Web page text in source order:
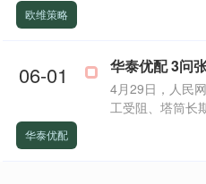
欧维策略
华泰优配 3问
4月29日，人民
工受阻、塔筒长
06-01
华泰优配